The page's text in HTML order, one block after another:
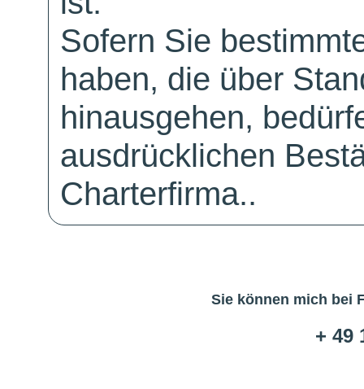
Sofern Sie
haben, die über
hinausgehen,
ausdrücklichen
Charterfirma..
Sie können mich bei
+ 49